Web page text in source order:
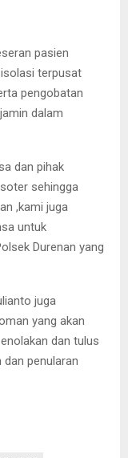
pasien
terpusat
pengobatan
dalam
dan pihak
sehingga
,kami juga
untuk
Durenan yang
juga
yang akan
dan tulus
penularan